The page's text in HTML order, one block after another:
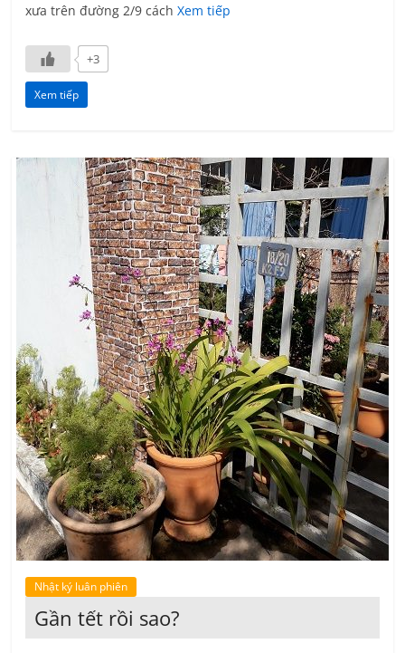
xưa trên đường 2/9 cáchXem tiếp
+3
Xem tiếp
Nhật ký luân phiên
Gần tết rồi sao?